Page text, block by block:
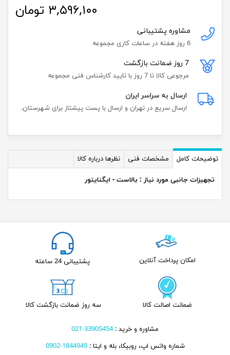
۳,۵۹۶,۱۰۰ تومان
مشاوره پشتیبانی
6 روز هفته در ساعات کاری مجموعه
7 روز ضمانت بازگشت
مرجوعی کالا تا 7 روز با تایید کارشناس فنی مجموعه
ارسال به سراسر ایران
ارسال سریع در تهران و ارسال با پست پیشتاز برای شهرستان.
توضیحات کامل مشخصات فنی نظرها درباره کالا
تجهیزات جانبی مورد نیاز : بالاست - ایگنایتور
امکان پرداخت آنلاین پشتیبانی 24 ساعته
ضمانت اصالت کالا سه روز ضمانت بازگشت کالا
مشاوره و خرید :33905454-021
شماره واتس اپ، روبیکا، بله و ایتا : 1844949-0902